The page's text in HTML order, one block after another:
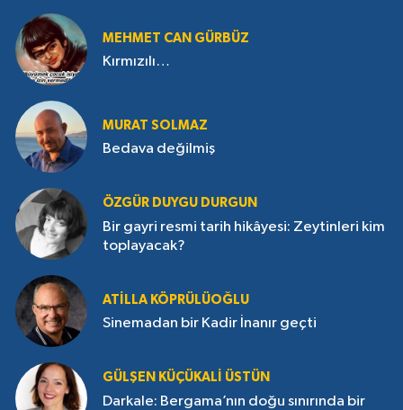
MEHMET CAN GÜRBÜZ
Kırmızılı…
MURAT SOLMAZ
Bedava değilmiş
ÖZGÜR DUYGU DURGUN
Bir gayri resmi tarih hikâyesi: Zeytinleri kim
toplayacak?
ATILLA KÖPRÜLÜOĞLU
Sinemadan bir Kadir İnanır geçti
GÜLŞEN KÜÇÜKALI ÜSTÜN
Darkale: Bergama’nın doğu sınırında bir